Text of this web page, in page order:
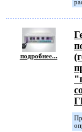
подробнее...